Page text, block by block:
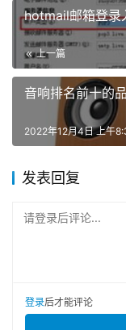
hotmail邮箱登录
上一篇
音响排名前十的
2022年12月4日 上午
发表回复
请登录后评论...
登录后才能评论